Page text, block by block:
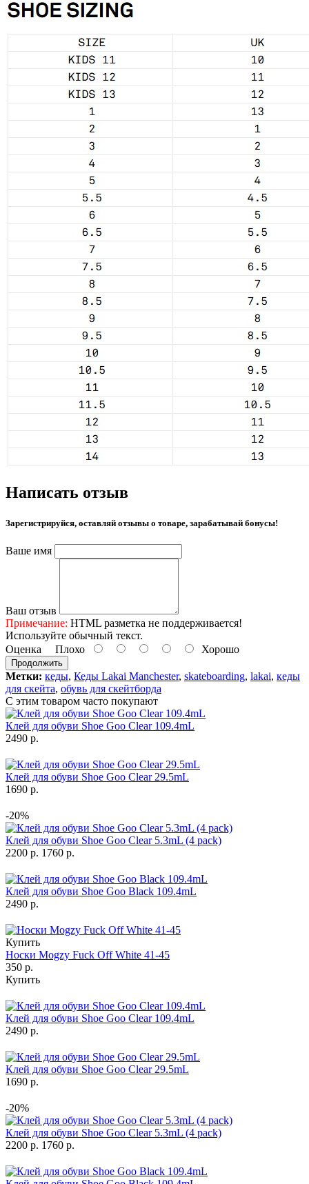
Написать отзыв
Зарегистрируйся, оставляй отзывы о товаре, зарабатывай бонусы!
Ваше имя
Ваш отзыв
Примечание: HTML разметка не поддерживается!
Используйте обычный текст.
Оценка Плохо Хорошо
Продолжить
Метки: кеды, Кеды Lakai Manchester, skateboarding, lakai, кеды
для скейта, обувь для скейтборда
С этим товаром часто покупают
Клей для обуви Shoe Goo Clear 109.4mL
2490 р.
Клей для обуви Shoe Goo Clear 29.5mL
1690 р.
-20%
Клей для обуви Shoe Goo Clear 5.3mL (4 pack)
2200 р. 1760 р.
Клей для обуви Shoe Goo Black 109.4mL
2490 р.
Купить
Носки Mogzy Fuck Off White 41-45
350 р.
Купить
Клей для обуви Shoe Goo Clear 109.4mL
2490 р.
Клей для обуви Shoe Goo Clear 29.5mL
1690 р.
-20%
Клей для обуви Shoe Goo Clear 5.3mL (4 pack)
2200 р. 1760 р.